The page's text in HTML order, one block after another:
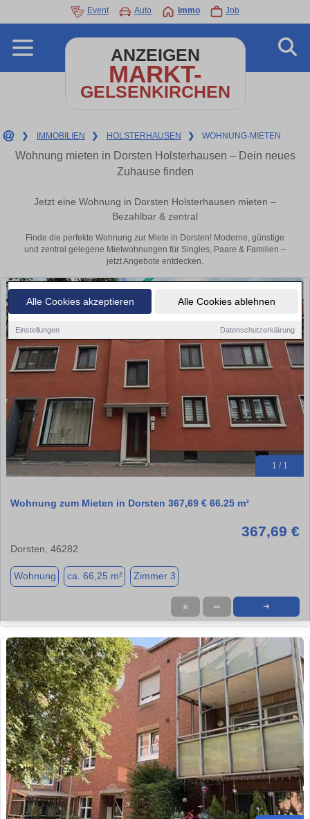
Alle Cookies akzeptieren Alle Cookies ablehnen
Einstellungen Datenschutzerklärung
Event Auto Immo Job
ANZEIGEN
MARKT-
GELSENKIRCHEN
❯ IMMOBILIEN ❯ HOLSTERHAUSEN ❯ WOHNUNG-MIETEN
Wohnung mieten in Dorsten Holsterhausen – Dein neues
Zuhause finden
Jetzt eine Wohnung in Dorsten Holsterhausen mieten –
Bezahlbar & zentral
Finde die perfekte Wohnung zur Miete in Dorsten! Moderne, günstige
und zentral gelegene Mietwohnungen für Singles, Paare & Familien –
jetzt Angebote entdecken.
1 / 1
Wohnung zum Mieten in Dorsten 367,69 € 66.25 m²
367,69 €
Dorsten, 46282
Wohnung ca. 66,25 m² Zimmer 3
★ ➦ ➜